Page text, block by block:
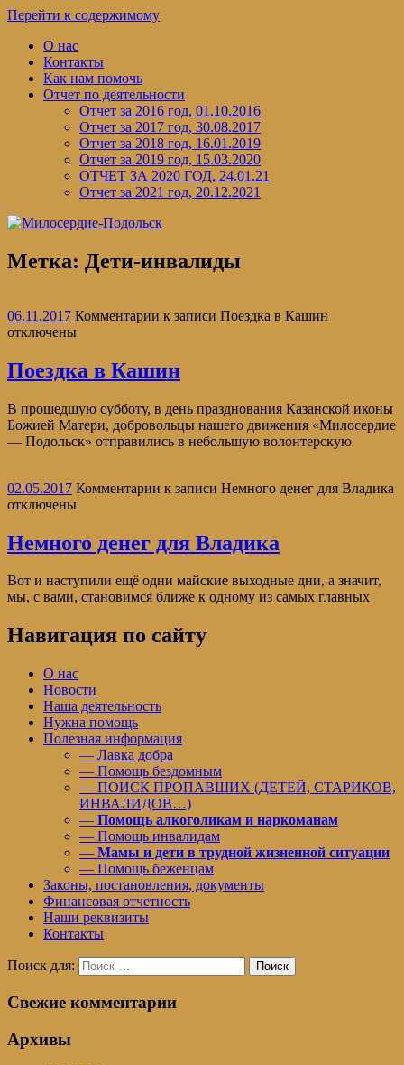
Перейти к содержимому
О нас
Контакты
Как нам помочь
Отчет по деятельности
Отчет за 2016 год, 01.10.2016
Отчет за 2017 год, 30.08.2017
Отчет за 2018 год, 16.01.2019
Отчет за 2019 год, 15.03.2020
ОТЧЕТ ЗА 2020 ГОД, 24.01.21
Отчет за 2021 год, 20.12.2021
Метка: Дети-инвалиды
06.11.2017 Комментарии к записи Поездка в Кашин
отключены
Поездка в Кашин
В прошедшую субботу, в день празднования Казанской иконы
Божией Матери, добровольцы нашего движения «Милосердие
— Подольск» отправились в небольшую волонтерскую
02.05.2017 Комментарии к записи Немного денег для Владика
отключены
Немного денег для Владика
Вот и наступили ещё одни майские выходные дни, а значит,
мы, с вами, становимся ближе к одному из самых главных
Навигация по сайту
О нас
Новости
Наша деятельность
Нужна помощь
Полезная информация
— Лавка добра
— Помощь бездомным
— ПОИСК ПРОПАВШИХ (ДЕТЕЙ, СТАРИКОВ,
ИНВАЛИДОВ…)
— Помощь алкоголикам и наркоманам
— Помощь инвалидам
— Мамы и дети в трудной жизненной ситуации
— Помощь беженцам
Законы, постановления, документы
Финансовая отчетность
Наши реквизиты
Контакты
Поиск для: Поиск
Свежие комментарии
Архивы